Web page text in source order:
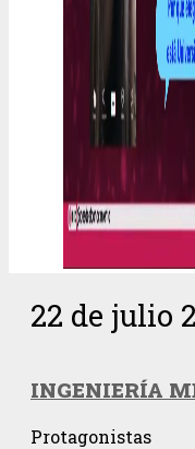
22 de julio
INGENIERÍA
Protagonistas